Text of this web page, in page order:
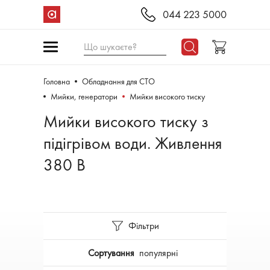
044 223 5000
Що шукаєте?
Головна
Обладнання для СТО
Мийки, генератори
Мийки високого тиску
Мийки високого тиску з
підігрівом води. Живлення
380 В
Фільтри
Сортування популярні